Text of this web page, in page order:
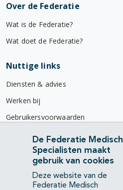
Over de Federatie
Wat is de Federatie?
Wat doet de Federatie?
Nuttige links
Diensten & advies
Werken bij
Gebruikersvoorwaarden
Privacyverklaring
Contact
Mercatorlaan 1200
3528 BL Utrecht
De Federatie Medisch
Specialisten maakt
gebruik van cookies
Deze website van de
Federatie Medisch